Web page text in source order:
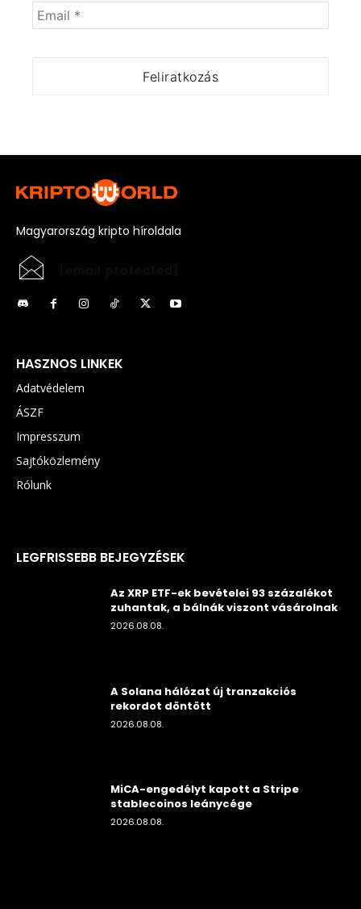
Magyarország kripto híroldala
HASZNOS LINKEK
Adatvédelem
ÁSZF
Impresszum
Sajtóközlemény
Rólunk
LEGFRISSEBB BEJEGYZÉSEK
Az XRP ETF-ek bevételei 93 százalékot
zuhantak, a bálnák viszont vásárolnak
2026.08.08.
A Solana hálózat új tranzakciós
rekordot döntött
2026.08.08.
MiCA-engedélyt kapott a Stripe
stablecoinos leánycége
2026.08.08.